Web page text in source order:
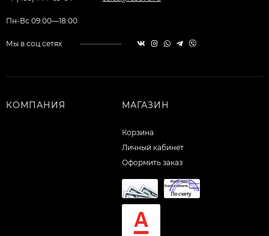
Пн-Вс 09:00—18:00
Мы в соц.сетях
КОМПАНИЯ МАГАЗИН
Корзина
Личный кабинет
Оформить заказ